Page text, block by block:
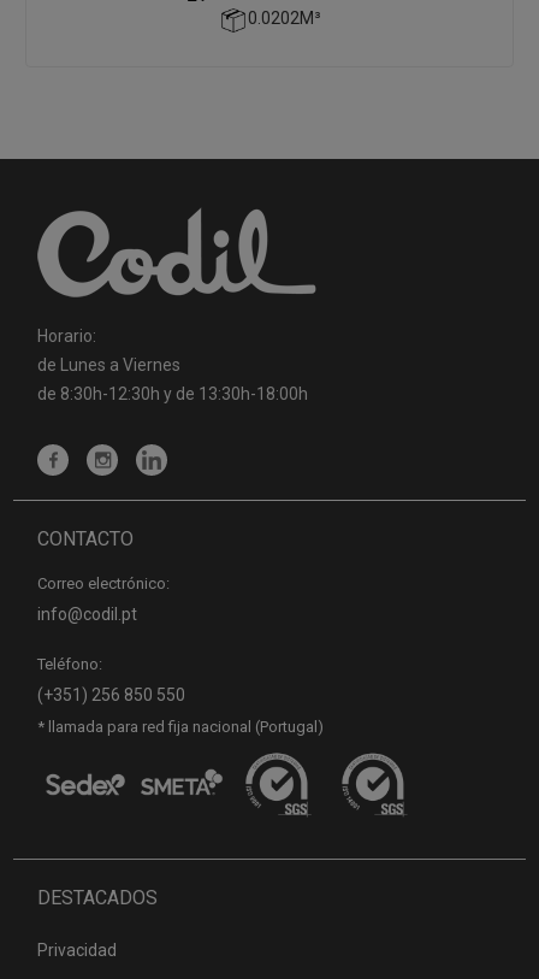
0.0202M³
Horario:
de Lunes a Viernes
de 8:30h-12:30h y de 13:30h-18:00h
CONTACTO
Correo electrónico:
info@codil.pt
Teléfono:
(+351) 256 850 550
* llamada para red fija nacional (Portugal)
DESTACADOS
Privacidad